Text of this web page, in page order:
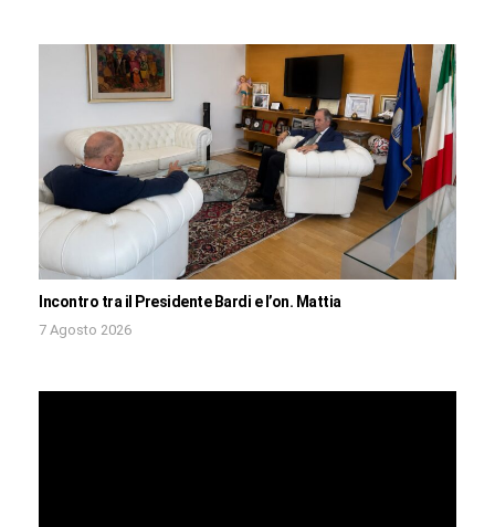
Incontro tra il Presidente Bardi e l’on. Mattia
7 Agosto 2026